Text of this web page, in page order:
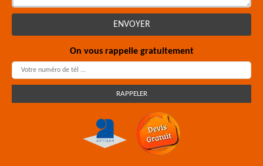
On vous rappelle gratuitement